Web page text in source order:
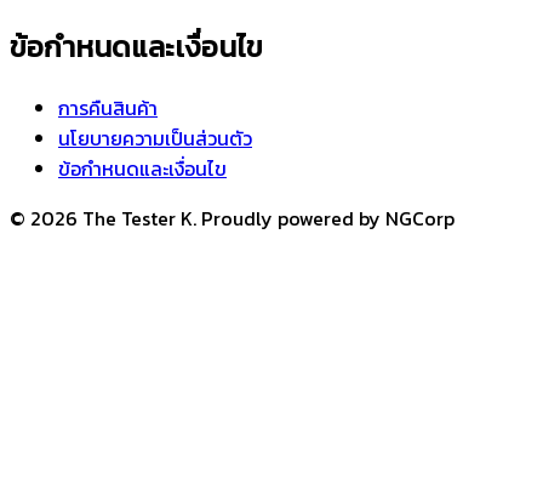
ข้อกำหนดและเงื่อนไข
การคืนสินค้า
นโยบายความเป็นส่วนตัว
ข้อกำหนดและเงื่อนไข
© 2026 The Tester K. Proudly powered by NGCorp